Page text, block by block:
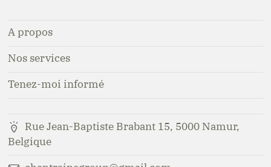
A propos
Nos services
Tenez-moi informé
Rue Jean-Baptiste Brabant 15, 5000 Namur,
Belgique